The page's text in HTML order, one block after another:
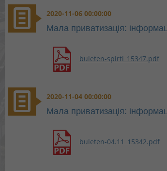
2020-11-06 00:00:00
Мала приватизація:
buleten-spirti_15347.pdf
2020-11-04 00:00:00
Мала приватизація:
buleten-04.11_15342.pdf